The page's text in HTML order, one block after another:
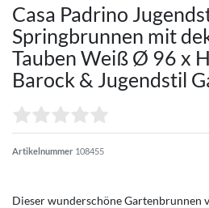
Casa Padrino
Springbrunnen mit
Tauben Weiß Ø 96 x
Barock & Jugendstil
Artikelnummer 108455
Dieser wunderschöne Gartenbrunnen